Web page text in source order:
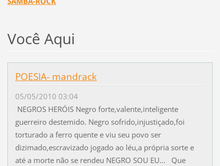
Você Aqui
POESIA- mandrack
05/05/2010 03:04
NEGROS HERÓIS Negro forte,valente,inteligente
guerreiro destemido. Negro sofrido,injustiçado,foi
torturado a ferro quente e viu seu povo ser
dizimado,escravizado jogado ao léu,a própria sorte e
até a morte não se rendeu NEGRO SOU EU... Que